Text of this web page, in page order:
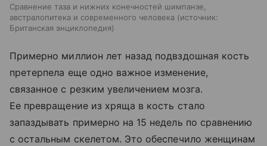
Сравнение таза и нижних конечностей шимпанзе,
австралопитека и современного человека
источник:
Британская энциклопедия
Примерно миллион лет назад подвздошная кость
претерпела еще одно важное изменение,
связанное с резким увеличением мозга.
Ее превращение из хряща в кость стало
запаздывать примерно на 15 недель по сравнению
с остальным скелетом. Это обеспечило женщинам